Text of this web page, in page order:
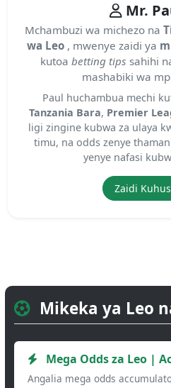
Mr.
Mchambuzi wa michezo na
wa Leo , mwenye zaidi ya
kutoa betting tips sahihi
mashabiki wa
Paul huchambua mechi
Tanzania Bara, Premier
ligi zingine kubwa za ulaya
timu, na odds zenye
yenye nafasi
Zaidi
Mikeka ya Leo
Mega Odds za Leo |
Angalia mega odds